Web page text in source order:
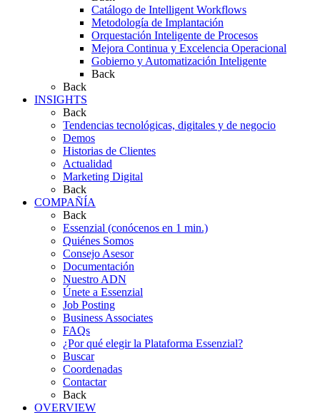
Catálogo de Intelligent Workflows
Metodología de Implantación
Orquestación Inteligente de Procesos
Mejora Continua y Excelencia Operacional
Gobierno y Automatización Inteligente
Back
Back
INSIGHTS
Back
Tendencias tecnológicas, digitales y de negocio
Demos
Historias de Clientes
Actualidad
Marketing Digital
Back
COMPAÑÍA
Back
Essenzial (conócenos en 1 min.)
Quiénes Somos
Consejo Asesor
Documentación
Nuestro ADN
Únete a Essenzial
Job Posting
Business Associates
FAQs
¿Por qué elegir la Plataforma Essenzial?
Buscar
Coordenadas
Contactar
Back
OVERVIEW